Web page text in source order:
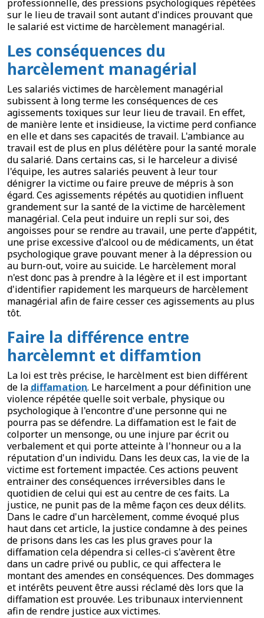
professionnelle, des pressions psychologiques répétées
sur le lieu de travail sont autant d'indices prouvant que
le salarié est victime de harcèlement managérial.
Les conséquences du
harcèlement managérial
Les salariés victimes de harcèlement managérial
subissent à long terme les conséquences de ces
agissements toxiques sur leur lieu de travail. En effet,
de manière lente et insidieuse, la victime perd confiance
en elle et dans ses capacités de travail. L'ambiance au
travail est de plus en plus délétère pour la santé morale
du salarié. Dans certains cas, si le harceleur a divisé
l'équipe, les autres salariés peuvent à leur tour
dénigrer la victime ou faire preuve de mépris à son
égard. Ces agissements répétés au quotidien influent
grandement sur la santé de la victime de harcèlement
managérial. Cela peut induire un repli sur soi, des
angoisses pour se rendre au travail, une perte d'appétit,
une prise excessive d'alcool ou de médicaments, un état
psychologique grave pouvant mener à la dépression ou
au burn-out, voire au suicide. Le harcèlement moral
n'est donc pas à prendre à la légère et il est important
d'identifier rapidement les marqueurs de harcèlement
managérial afin de faire cesser ces agissements au plus
tôt.
Faire la différence entre
harcèlemnt et diffamtion
La loi est très précise, le harcèlment est bien différent
de la diffamation. Le harcelment a pour définition une
violence répétée quelle soit verbale, physique ou
psychologique à l'encontre d'une personne qui ne
pourra pas se défendre. La diffamation est le fait de
colporter un mensonge, ou une injure par écrit ou
verbalement et qui porte atteinte à l'honneur ou a la
réputation d'un individu. Dans les deux cas, la vie de la
victime est fortement impactée. Ces actions peuvent
entrainer des conséquences irréversibles dans le
quotidien de celui qui est au centre de ces faits. La
justice, ne punit pas de la même façon ces deux délits.
Dans le cadre d'un harcèlement, comme évoqué plus
haut dans cet article, la justice condamne à des peines
de prisons dans les cas les plus graves pour la
diffamation cela dépendra si celles-ci s'avèrent être
dans un cadre privé ou public, ce qui affectera le
montant des amendes en conséquences. Des dommages
et intérêts peuvent être aussi réclamé dès lors que la
diffamation est prouvée. Les tribunaux interviennent
afin de rendre justice aux victimes.